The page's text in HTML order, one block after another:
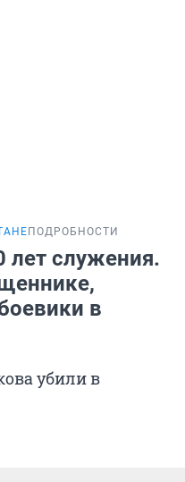
ПОДРОБНОСТИ
лет служения.
в
убили в